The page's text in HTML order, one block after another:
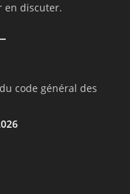
en discuter.
code général des